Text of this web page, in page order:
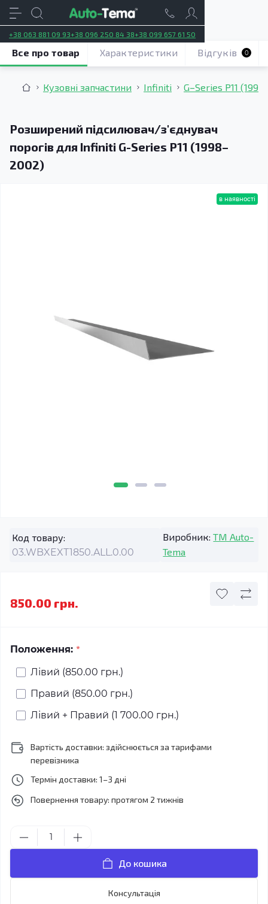
+38 063 881 09 93+38 096 250 84 38+38 099 657 61 50
Кузовні запчастини Infiniti G–Series P11
Розширений підсилювач/з'єднувач
порогів для Infiniti G-Series P11 (1998–
2002)
Все про товар Характеристики Відгуків 0
в наявності
Код товару:
03.WBXEXT1850.ALL.0.00
Виробник: TM Auto-
Tema
850.00 грн.
Положення: *
Лівий (850.00 грн.)
Правий (850.00 грн.)
Лівий + Правий (1 700.00 грн.)
Вартість доставки: здійснюється за тарифами
перевізника
Термін доставки: 1–3 дні
Повернення товару: протягом 2 тижнів
До кошика
Консультація